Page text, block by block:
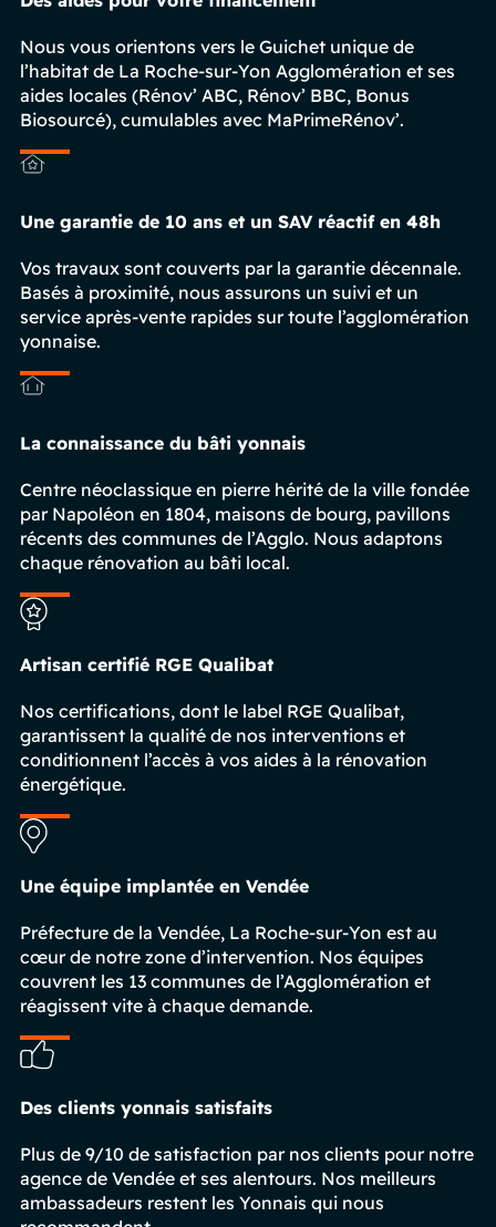
Nous vous orientons vers le Guichet unique de
l’habitat de La Roche-sur-Yon Agglomération et ses
aides locales (Rénov’ ABC, Rénov’ BBC, Bonus
Biosourcé), cumulables avec MaPrimeRénov’.
Une garantie de 10 ans et un SAV réactif en 48h
Vos travaux sont couverts par la garantie décennale.
Basés à proximité, nous assurons un suivi et un
service après-vente rapides sur toute l’agglomération
yonnaise.
La connaissance du bâti yonnais
Centre néoclassique en pierre hérité de la ville fondée
par Napoléon en 1804, maisons de bourg, pavillons
récents des communes de l’Agglo. Nous adaptons
chaque rénovation au bâti local.
Artisan certifié RGE Qualibat
Nos certifications, dont le label RGE Qualibat,
garantissent la qualité de nos interventions et
conditionnent l’accès à vos aides à la rénovation
énergétique.
Une équipe implantée en Vendée
Préfecture de la Vendée, La Roche-sur-Yon est au
cœur de notre zone d’intervention. Nos équipes
couvrent les 13 communes de l’Agglomération et
réagissent vite à chaque demande.
Des clients yonnais satisfaits
Plus de 9/10 de satisfaction par nos clients pour notre
agence de Vendée et ses alentours. Nos meilleurs
ambassadeurs restent les Yonnais qui nous